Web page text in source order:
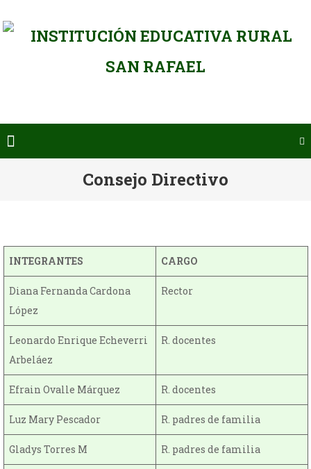
al
Consejo Directivo
INTEGRANTES CARGO
Diana Fernanda Cardona
López
Rector
Leonardo Enrique Echeverri
Arbeláez
R. docentes
Efrain Ovalle Márquez R. docentes
Luz Mary Pescador R. padres de familia
Gladys Torres M R. padres de familia